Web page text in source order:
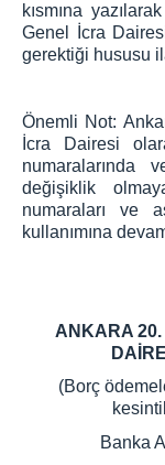
kısmına
Genel İcra
gerektiği hususu
Önemli Not:
İcra Dairesi
numaralarında
değişiklik
numaraları ve
kullanımına
ANKARA
(Borç
Banka